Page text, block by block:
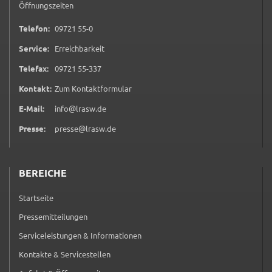
Öffnungszeiten
Telefon: 09721 55-00 9 7 2 1 5 5 0
Service: Erreichbarkeit
Telefax: 09721 55-3370 9 7 2 1 5 5 3 3 7
Kontakt: Zum Kontaktformular(öffnet in neuem Tab)
E-Mail:
info@lrasw.de
Presse:
presse@lrasw.de
BEREICHE
Startseite
Pressemitteilungen
Serviceleistungen & Informationen
Kontakte & Servicestellen
ermöglichen.
unserenDatenschutzhinweisen
Anbieter:
YouTube
Google Maps
consent-google-maps
Anbieter: